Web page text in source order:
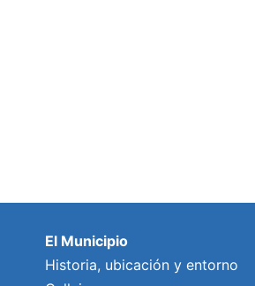
El Municipio
Historia, ubicación y entorno